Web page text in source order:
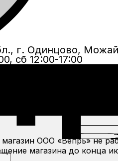
г. Одинцово,
сб 12:00-17:00
ООО «Вепрь» не
магазина до конца